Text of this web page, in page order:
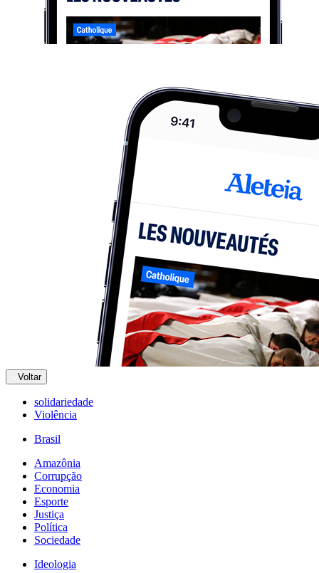
Voltar
solidariedade
Violência
Brasil
Amazônia
Corrupção
Economia
Esporte
Justiça
Política
Sociedade
Ideologia